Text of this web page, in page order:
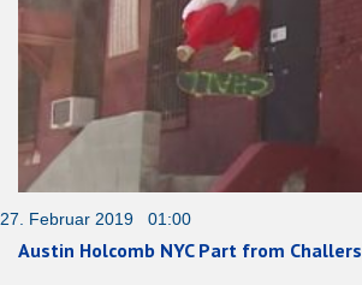
27. Februar 2019 01:00
Austin Holcomb NYC Part from Challers